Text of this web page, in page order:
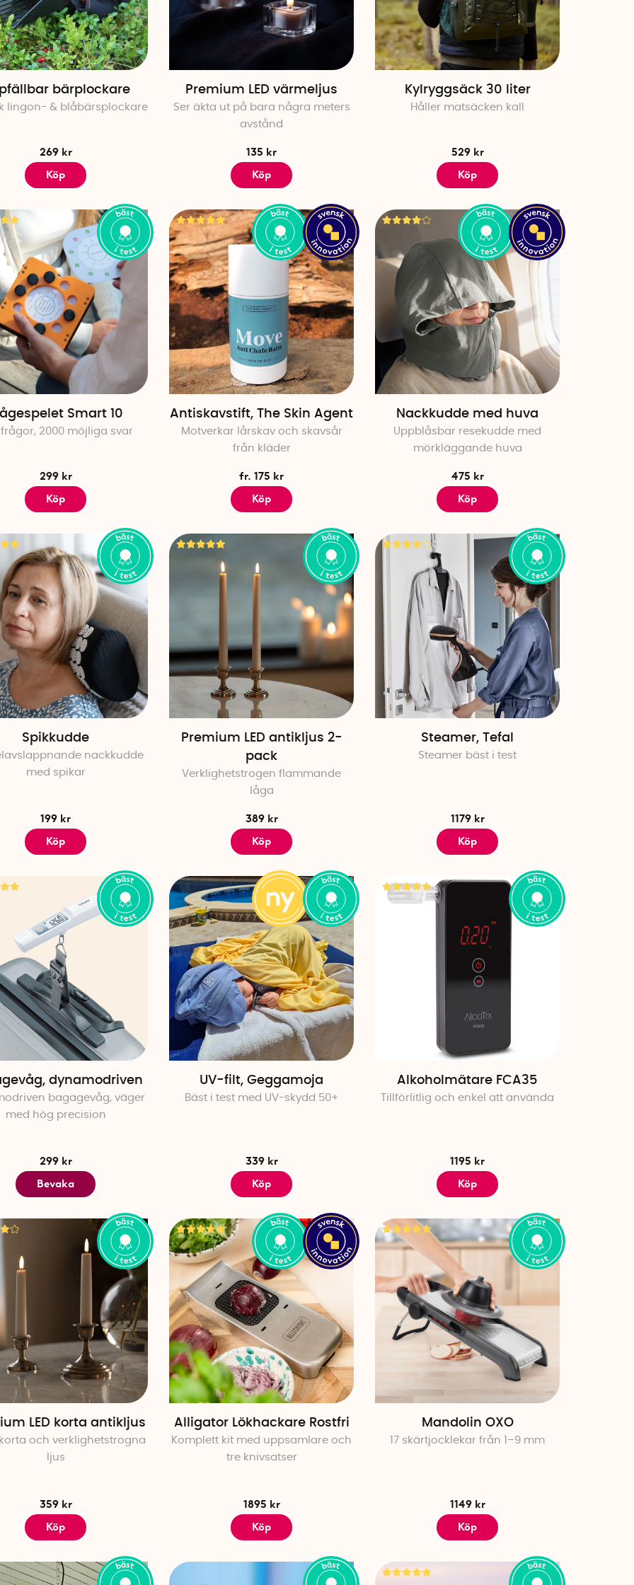
vidare och utforska vårt urval av topprankade "bäst i test"-artiklar för att hitta dina
favoriter. Glöm inte heller att betygsätta alla produkter så snart du testat dem – på så
sätt hjälper du även andra att hitta rätt!
Varför välja en "Bäst i test"-produkt?
När du väljer en produkt som blivit utsedd till "Bäst i test" kan du vara säker på att
produkten genomgått omfattande tester och att den uppfyller stränga krav på kvalitet
och funktion. Dessutom är dessa produkter ofta utformade för att hålla längre och
prestera bättre än sina konkurrenter, vilket betyder att du får mer värde för pengarna.
Här är några anledningar till varför du bör överväga att köpa "Bäst i test"-produkter:
Kvalitet – Produkter som utsetts till "Bäst i test" har ofta överlägsen kvalitet i
jämförelse med andra alternativ på marknaden.
Prisvärdhet – Även om "Bäst i test"-produkterna ibland kan ha ett högre pris, är de
oftast ett bättre långsiktigt val eftersom de är mer hållbara och presterar bättre
över tid.
Oberoende recensioner – Produkterna har testats och bedömts av oberoende
experter, vilket säkerställer att du får en objektiv bild av deras förmåga.
Tidseffektivitet – Genom att välja från vår "Bäst i test"-kategori sparar du tid då du
inte behöver leta igenom dussintals olika alternativ och recensioner.
Kundfavoriter
vakuumpåsar, som har hyllats i tester för sin enastående förmåga att spara
utrymme och skydda dina textilier.
håll köksbänken ren och hacka lök snabbt och
effektivt med Alligator lökhackare, som utsetts till marknadens bästa i flera tester.
Presenningsklämma
säkra presenningar och dukar med våra
presenningsklämmor, som fått bäst i test för sin starka greppförmåga och
Nackkudde med huva
–res bekvämt med vår nackkudde med huva, som blivit
testvinnare tack vare sin ergonomiska design och utmärkta komfort under
långresor.
Hopfällbar bärplockare
förenkla bärplockningen med vår praktiska hopfällbara
bärplockare, som har utsetts till bäst i test tack vare sin smarta design och
funktionalitet.
Utforska hela vårt utbud av testvinnande produkter här nedan och upplev skillnaden de
kan göra i din vardag. Oavsett vad du söker kan du vara säker på att du får det bästa
marknaden har att erbjuda – noga utvalt för att underlätta och förenkla vardagen.
Produkter som utsetts till bäst i test baseras på oberoende tester och undersökningar
som rankat produkterna till de bästa inom sin kategori.
Vad är fördelen med svenska innovationer?
Svenska innovationer hos SmartaSaker är hållbara, av hög kvalitet och utvecklade för att
lösa vardagsproblem på ett smart och långsiktigt sätt.
Vilka typer av produkter har fått betyget bäst i test?
I kategorin bäst i test hos SmartaSaker hittar du allt från köksprodukter till smarta
förvaringslösningar och sällskapsspel.
bärplockare
lingon- & blåbärsplockare
269 kr
Köp
Premium LED värmeljus
Ser äkta ut på bara några meters
avstånd
135 kr
Köp
Kylryggsäck 30 liter
Håller matsäcken kall
529 kr
Köp
Smart 10
2000 möjliga svar
299 kr
Köp
Antiskavstift, The Skin Agent
Motverkar lårskav och skavsår
från kläder
fr. 175 kr
Köp
Nackkudde med huva
Uppblåsbar resekudde med
mörkläggande huva
475 kr
Köp
Spikkudde
nackkudde
med spikar
199 kr
Köp
Premium LED antikljus 2-
pack
Verklighetstrogen flammande
låga
389 kr
Köp
Steamer, Tefal
Steamer bäst i test
1179 kr
Köp
dynamodriven
bagagevåg, väger
med hög precision
299 kr
Bevaka
UV-filt, Geggamoja
Bäst i test med UV-skydd 50+
339 kr
Köp
Alkoholmätare FCA35
Tillförlitlig och enkel att använda
1195 kr
Köp
LED korta antikljus
och verklighetstrogna
ljus
359 kr
Köp
Alligator Lökhackare Rostfri
Komplett kit med uppsamlare och
tre knivsatser
1895 kr
Köp
Mandolin OXO
17 skärtjocklekar från 1–9 mm
1149 kr
Köp